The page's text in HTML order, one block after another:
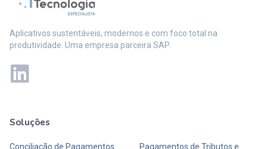
Aplicativos sustentáveis, modernos e com foco total na
produtividade. Uma empresa parceira SAP.
Soluções
Conciliação de Pagamentos Pagamentos de Tributos e